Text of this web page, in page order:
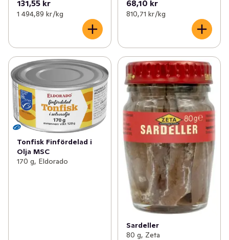
131,55 kr
1 494,89 kr /kg
68,10 kr
810,71 kr /kg
Tonfisk Finfördelad i
Olja MSC
170 g, Eldorado
Sardeller
80 g, Zeta